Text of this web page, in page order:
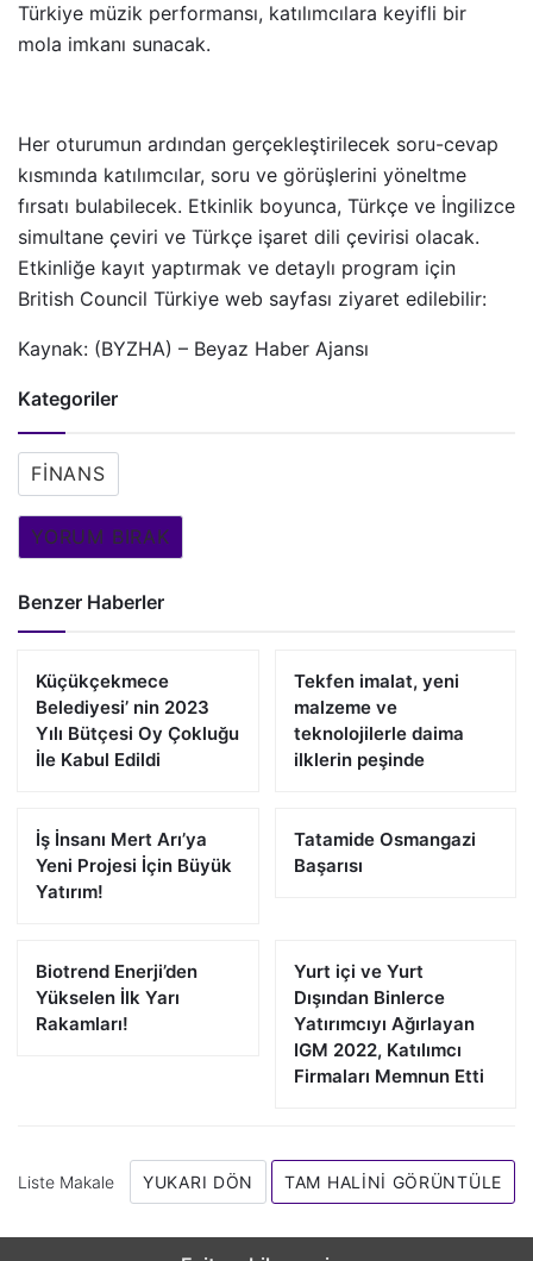
Türkiye müzik performansı, katılımcılara keyifli bir
mola imkanı sunacak.
Her oturumun ardından gerçekleştirilecek soru-cevap
kısmında katılımcılar, soru ve görüşlerini yöneltme
fırsatı bulabilecek. Etkinlik boyunca, Türkçe ve İngilizce
simultane çeviri ve Türkçe işaret dili çevirisi olacak.
Etkinliğe kayıt yaptırmak ve detaylı program için
British Council Türkiye web sayfası ziyaret edilebilir:
Kaynak: (BYZHA) – Beyaz Haber Ajansı
Kategoriler
FINANS
YORUM BIRAK
Benzer Haberler
Küçükçekmece
Belediyesi’ nin 2023
Yılı Bütçesi Oy Çokluğu
İle Kabul Edildi
Tekfen imalat, yeni
malzeme ve
teknolojilerle daima
ilklerin peşinde
İş İnsanı Mert Arı’ya
Yeni Projesi İçin Büyük
Yatırım!
Tatamide Osmangazi
Başarısı
Biotrend Enerji’den
Yükselen İlk Yarı
Rakamları!
Yurt içi ve Yurt
Dışından Binlerce
Yatırımcıyı Ağırlayan
IGM 2022, Katılımcı
Firmaları Memnun Etti
Liste Makale YUKARI DÖN TAM HALINI GÖRÜNTÜLE